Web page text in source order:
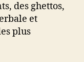
des ghettos,
et
plus